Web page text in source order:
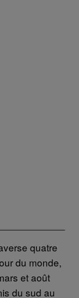
quatre
du monde,
et août
du sud au